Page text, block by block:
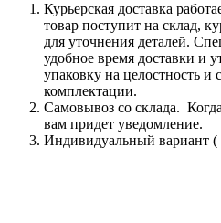
Курьерская доставка
товар поступит на склад,
для уточнения деталей.
удобное время доставки и
упаковку на целостность и
комплектации.
Самовывоз со склада.
вам придет уведомление.
Индивидуальный вариант (